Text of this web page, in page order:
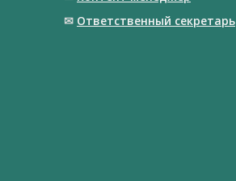
✉ Ответственный cекретарь